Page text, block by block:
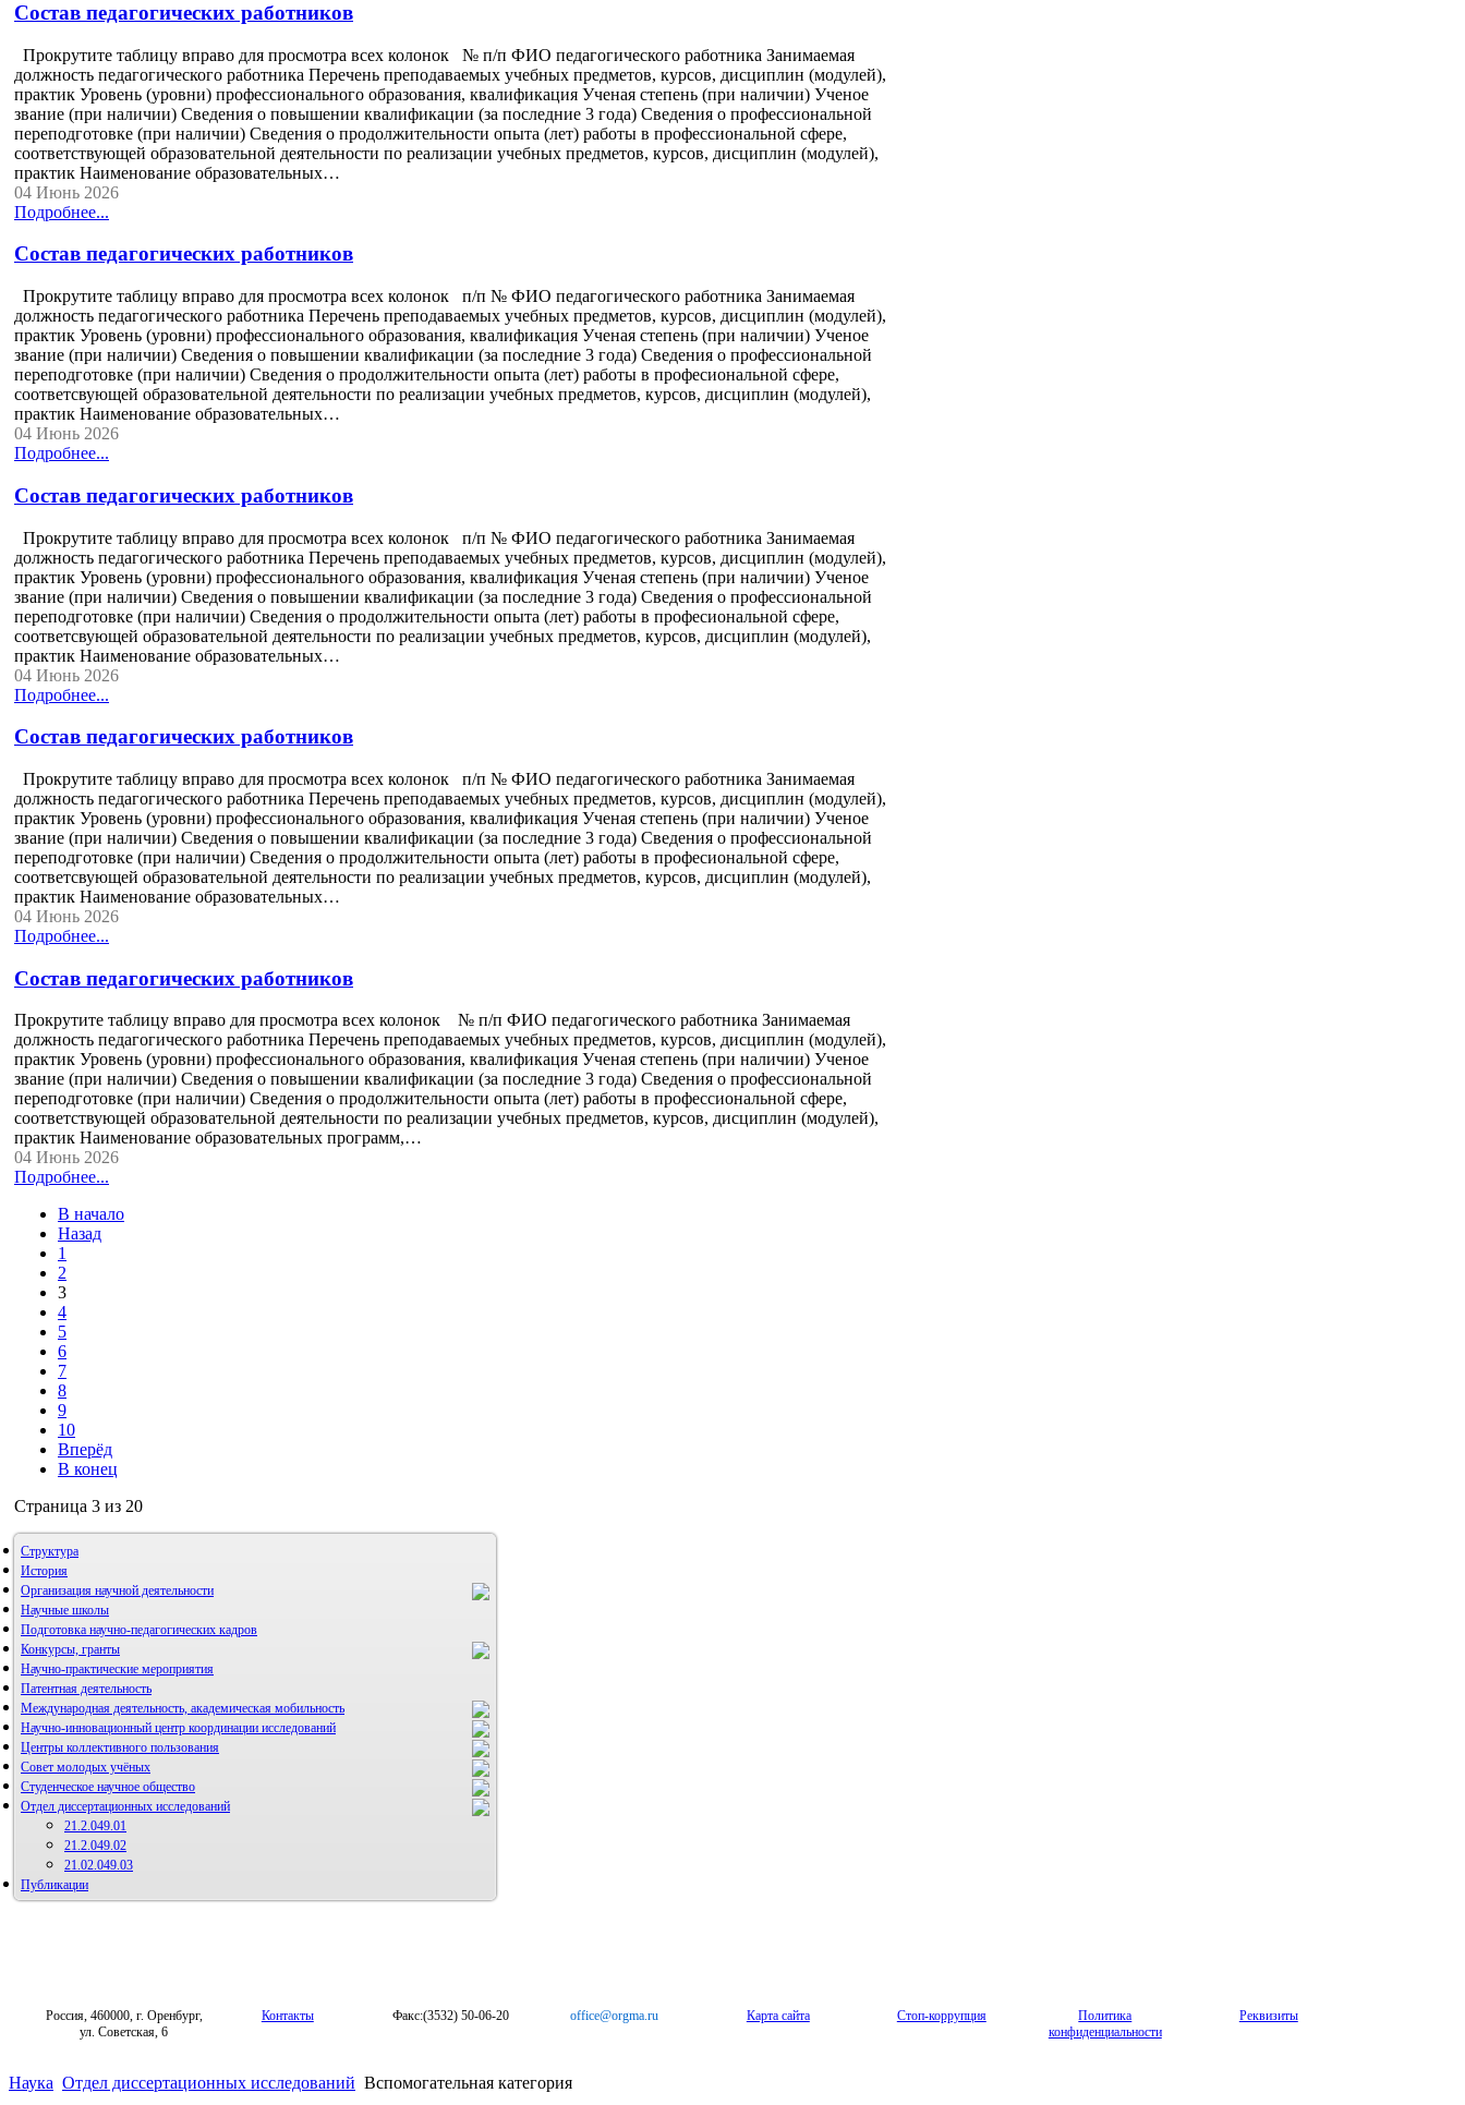
Состав педагогических работников
Прокрутите таблицу вправо для просмотра всех колонок № п/п ФИО педагогического работника Занимаемая
должность педагогического работника Перечень преподаваемых учебных предметов, курсов, дисциплин (модулей),
практик Уровень (уровни) профессионального образования, квалификация Ученая степень (при наличии) Ученое
звание (при наличии) Сведения о повышении квалификации (за последние 3 года) Сведения о профессиональной
переподготовке (при наличии) Сведения о продолжительности опыта (лет) работы в профессиональной сфере,
соответствующей образовательной деятельности по реализации учебных предметов, курсов, дисциплин (модулей),
практик Наименование образовательных…
04 Июнь 2026
Подробнее...
Состав педагогических работников
Прокрутите таблицу вправо для просмотра всех колонок п/п № ФИО педагогического работника Занимаемая
должность педагогического работника Перечень преподаваемых учебных предметов, курсов, дисциплин (модулей),
практик Уровень (уровни) профессионального образования, квалификация Ученая степень (при наличии) Ученое
звание (при наличии) Сведения о повышении квалификации (за последние 3 года) Сведения о профессиональной
переподготовке (при наличии) Сведения о продолжительности опыта (лет) работы в професиональной сфере,
соответсвующей образовательной деятельности по реализации учебных предметов, курсов, дисциплин (модулей),
практик Наименование образовательных…
04 Июнь 2026
Подробнее...
Состав педагогических работников
Прокрутите таблицу вправо для просмотра всех колонок п/п № ФИО педагогического работника Занимаемая
должность педагогического работника Перечень преподаваемых учебных предметов, курсов, дисциплин (модулей),
практик Уровень (уровни) профессионального образования, квалификация Ученая степень (при наличии) Ученое
звание (при наличии) Сведения о повышении квалификации (за последние 3 года) Сведения о профессиональной
переподготовке (при наличии) Сведения о продолжительности опыта (лет) работы в професиональной сфере,
соответсвующей образовательной деятельности по реализации учебных предметов, курсов, дисциплин (модулей),
практик Наименование образовательных…
04 Июнь 2026
Подробнее...
Состав педагогических работников
Прокрутите таблицу вправо для просмотра всех колонок п/п № ФИО педагогического работника Занимаемая
должность педагогического работника Перечень преподаваемых учебных предметов, курсов, дисциплин (модулей),
практик Уровень (уровни) профессионального образования, квалификация Ученая степень (при наличии) Ученое
звание (при наличии) Сведения о повышении квалификации (за последние 3 года) Сведения о профессиональной
переподготовке (при наличии) Сведения о продолжительности опыта (лет) работы в професиональной сфере,
соответсвующей образовательной деятельности по реализации учебных предметов, курсов, дисциплин (модулей),
практик Наименование образовательных…
04 Июнь 2026
Подробнее...
Состав педагогических работников
Прокрутите таблицу вправо для просмотра всех колонок № п/п ФИО педагогического работника Занимаемая
должность педагогического работника Перечень преподаваемых учебных предметов, курсов, дисциплин (модулей),
практик Уровень (уровни) профессионального образования, квалификация Ученая степень (при наличии) Ученое
звание (при наличии) Сведения о повышении квалификации (за последние 3 года) Сведения о профессиональной
переподготовке (при наличии) Сведения о продолжительности опыта (лет) работы в профессиональной сфере,
соответствующей образовательной деятельности по реализации учебных предметов, курсов, дисциплин (модулей),
практик Наименование образовательных программ,…
04 Июнь 2026
Подробнее...
В начало
Назад
1
2
3
4
5
6
7
8
9
10
Вперёд
В конец
Страница 3 из 20
Структура
История
Организация научной деятельности
Научные школы
Подготовка научно-педагогических кадров
Конкурсы, гранты
Научно-практические мероприятия
Патентная деятельность
Международная деятельность, академическая мобильность
Научно-инновационный центр координации исследований
НИИ микрохирургии и клинической анатомии
Центры коллективного пользования
Совет молодых учёных
Студенческое научное общество
Отдел диссертационных исследований
21.2.049.01
21.2.049.02
21.02.049.03
Публикации
Россия, 460000, г. Оренбург,
ул. Советская, 6
Контакты Факс:(3532) 50-06-20 office@orgma.ru Карта сайта Стоп-коррупция
Политика
конфиденциальности
Реквизиты
Наука Отдел диссертационных исследований Вспомогательная категория